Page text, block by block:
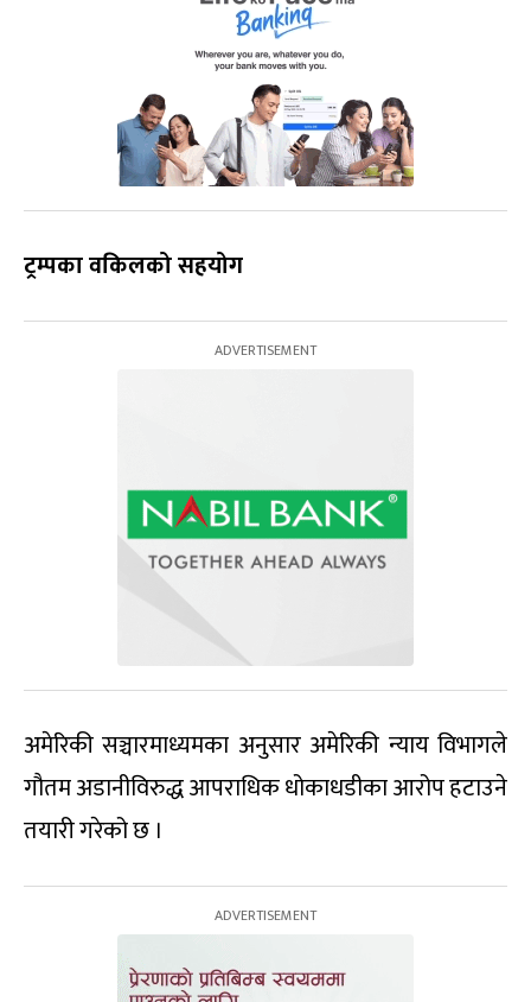
ट्रम्पका वकिलको सहयोग
अमेरिकी सञ्चारमाध्यमका अनुसार अमेरिकी न्याय विभागले
गौतम अडानीविरुद्ध आपराधिक धोकाधडीका आरोप हटाउने
तयारी गरेको छ ।